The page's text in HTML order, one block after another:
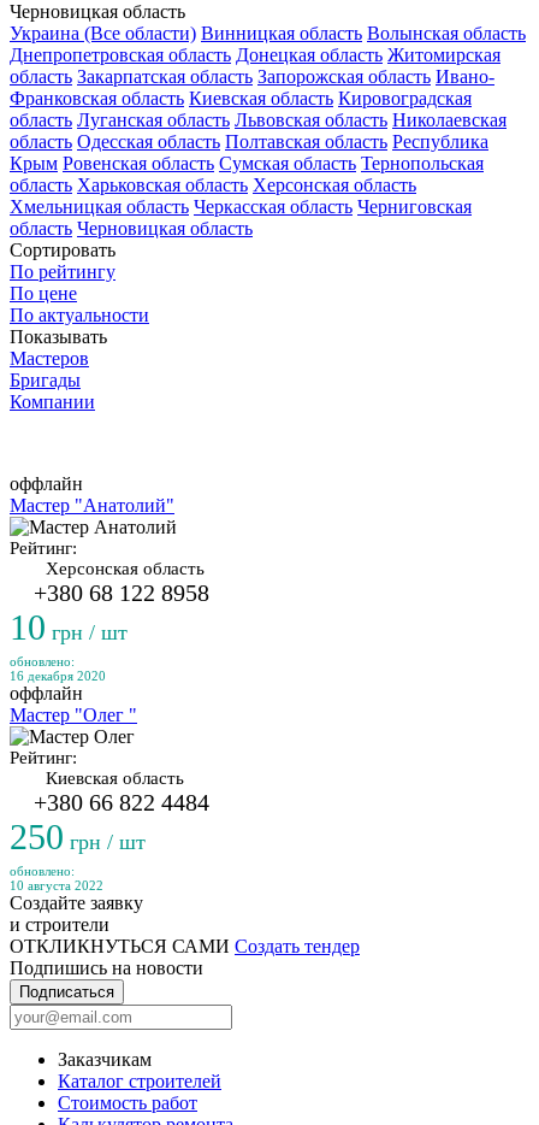
Черновицкая область
Украина (Все области) Винницкая область Волынская область
Днепропетровская область Донецкая область Житомирская
область Закарпатская область Запорожская область Ивано-
Франковская область Киевская область Кировоградская
область Луганская область Львовская область Николаевская
область Одесская область Полтавская область Республика
Крым Ровенская область Сумская область Тернопольская
область Харьковская область Херсонская область
Хмельницкая область Черкасская область Черниговская
область Черновицкая область
Сортировать
По рейтингу
По цене
По актуальности
Показывать
Мастеров
Бригады
Компании
оффлайн
Мастер "Анатолий"
Рейтинг:
Херсонская область
+380 68 122 8958
10 грн / шт
обновлено:
16 декабря 2020
оффлайн
Мастер "Олег "
Рейтинг:
Киевская область
+380 66 822 4484
250 грн / шт
обновлено:
10 августа 2022
Создайте заявку
и строители
ОТКЛИКНУТЬСЯ САМИ Создать тендер
Подпишись на новости
Подписаться
Заказчикам
Каталог строителей
Стоимость работ